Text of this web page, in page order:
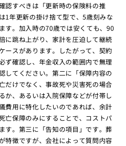
認すべきは「更新時の保険料の推
1年更新の掛け捨て型で、5歳刻みな
す。加入時の70歳では安くても、90
に跳ね上がり、家計を圧迫して継続
ースがあります。したがって、契約
ず確認し、年金収入の範囲内で無理
してください。第二に「保障内容の
だけでなく、事故死や災害死の場合
か、あるいは入院保障などが付帯し
費用に特化したいのであれば、余計
亡保障のみにすることで、コストパ
す。第三に「告知の項目」です。葬
特徴ですが、会社によって質問内容